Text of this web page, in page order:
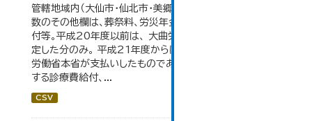
管轄地域内（大仙市・仙北市・美郷町）の合計。 保険給付件
数のその他欄は、葬祭料、労災年金受給者への介護補償給
付等。平成20年度以前は、 大曲労働基準監督署が支給決
定した分のみ。 平成21年度からは、業務集中化により厚生
労働省本省が支払いしたものであり、指定医療機関等に対
する診療費給付、...
CSV